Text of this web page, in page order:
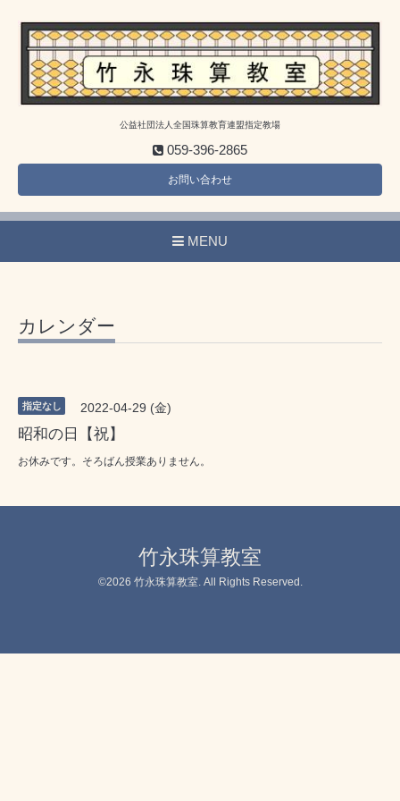
公益社団法人全国珠算教育連盟指定教場
059-396-2865
お問い合わせ
MENU
カレンダー
指定なし 2022-04-29 (金)
昭和の日【祝】
お休みです。そろばん授業ありません。
竹永珠算教室
©2026 竹永珠算教室. All Rights Reserved.